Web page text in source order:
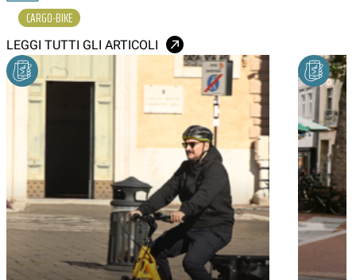
CARGO-BIKE
LEGGI TUTTI GLI ARTICOLI